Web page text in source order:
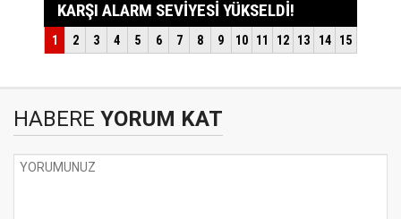
HABERE YORUM KAT